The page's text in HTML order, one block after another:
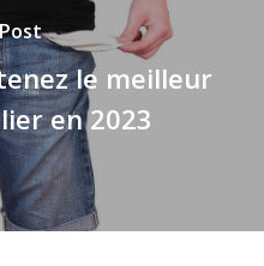
le meilleur
en 2023